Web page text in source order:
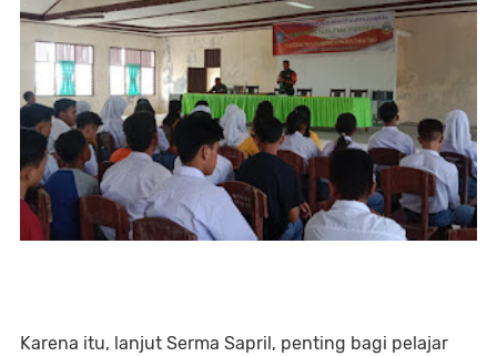
Karena itu, lanjut Serma Sapril, penting bagi pelajar